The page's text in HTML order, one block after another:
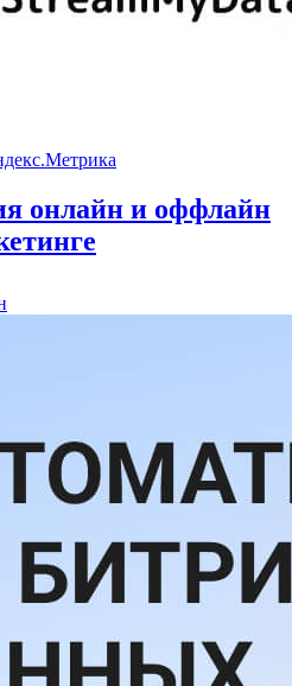
онлайн и оффлайн